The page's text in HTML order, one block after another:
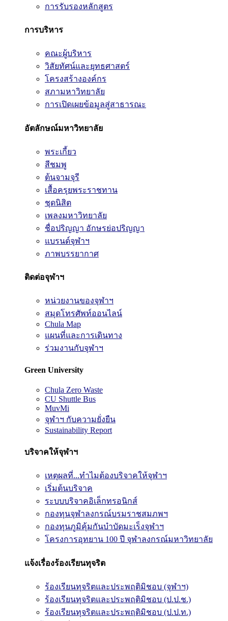
การรับรองหลักสูตร
การบริหาร
คณะผู้บริหาร
วิสัยทัศน์และยุทธศาสตร์
โครงสร้างองค์กร
สภามหาวิทยาลัย
การเปิดเผยข้อมูลสู่สาธารณะ
อัตลักษณ์มหาวิทยาลัย
พระเกี้ยว
สีชมพู
ต้นจามจุรี
เสื้อครุยพระราชทาน
ชุดนิสิต
เพลงมหาวิทยาลัย
ชื่อปริญญา อักษรย่อปริญญา
แบรนด์จุฬาฯ
ภาพบรรยากาศ
ติดต่อจุฬาฯ
หน่วยงานของจุฬาฯ
สมุดโทรศัพท์ออนไลน์
Chula Map
แผนที่และการเดินทาง
ร่วมงานกับจุฬาฯ
Green University
Chula Zero Waste
CU Shuttle Bus
MuvMi
จุฬาฯ กับความยั่งยืน
Sustainability Report
บริจาคให้จุฬาฯ
เหตุผลที่...ทำไมต้องบริจาคให้จุฬาฯ
เริ่มต้นบริจาค
ระบบบริจาคอิเล็กทรอนิกส์
กองทุนจุฬาลงกรณ์บรมราชสมภพฯ
กองทุนภูมิคุ้มกันบำบัดมะเร็งจุฬาฯ
โครงการอุทยาน 100 ปี จุฬาลงกรณ์มหาวิทยาลัย
แจ้งเรื่องร้องเรียนทุจริต
ร้องเรียนทุจริตและประพฤติมิชอบ (จุฬาฯ)
ร้องเรียนทุจริตและประพฤติมิชอบ (ป.ป.ช.)
ร้องเรียนทุจริตและประพฤติมิชอบ (ป.ป.ท.)